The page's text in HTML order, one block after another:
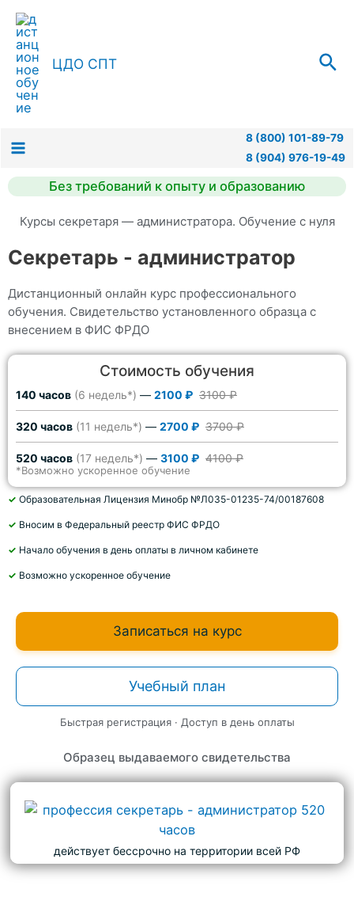
ЦДО СПТ
8 (800) 101-89-79
8 (904) 976-19-49
Без требований к опыту и образованию
Курсы секретаря — администратора. Обучение с нуля
Секретарь - администратор
Дистанционный онлайн курс профессионального
обучения. Свидетельство установленного образца с
внесением в ФИС ФРДО
Стоимость обучения
140 часов (6 недель*) — 2100 ₽ 3100 ₽
320 часов (11 недель*) — 2700 ₽ 3700 ₽
520 часов (17 недель*) — 3100 ₽ 4100 ₽
*Возможно ускоренное обучение
✓ Образовательная Лицензия Минобр №Л035-01235-74/00187608
✓ Вносим в Федеральный реестр ФИС ФРДО
✓ Начало обучения в день оплаты в личном кабинете
✓ Возможно ускоренное обучение
Записаться на курс
Учебный план
Быстрая регистрация · Доступ в день оплаты
Образец выдаваемого свидетельства
действует бессрочно на территории всей РФ